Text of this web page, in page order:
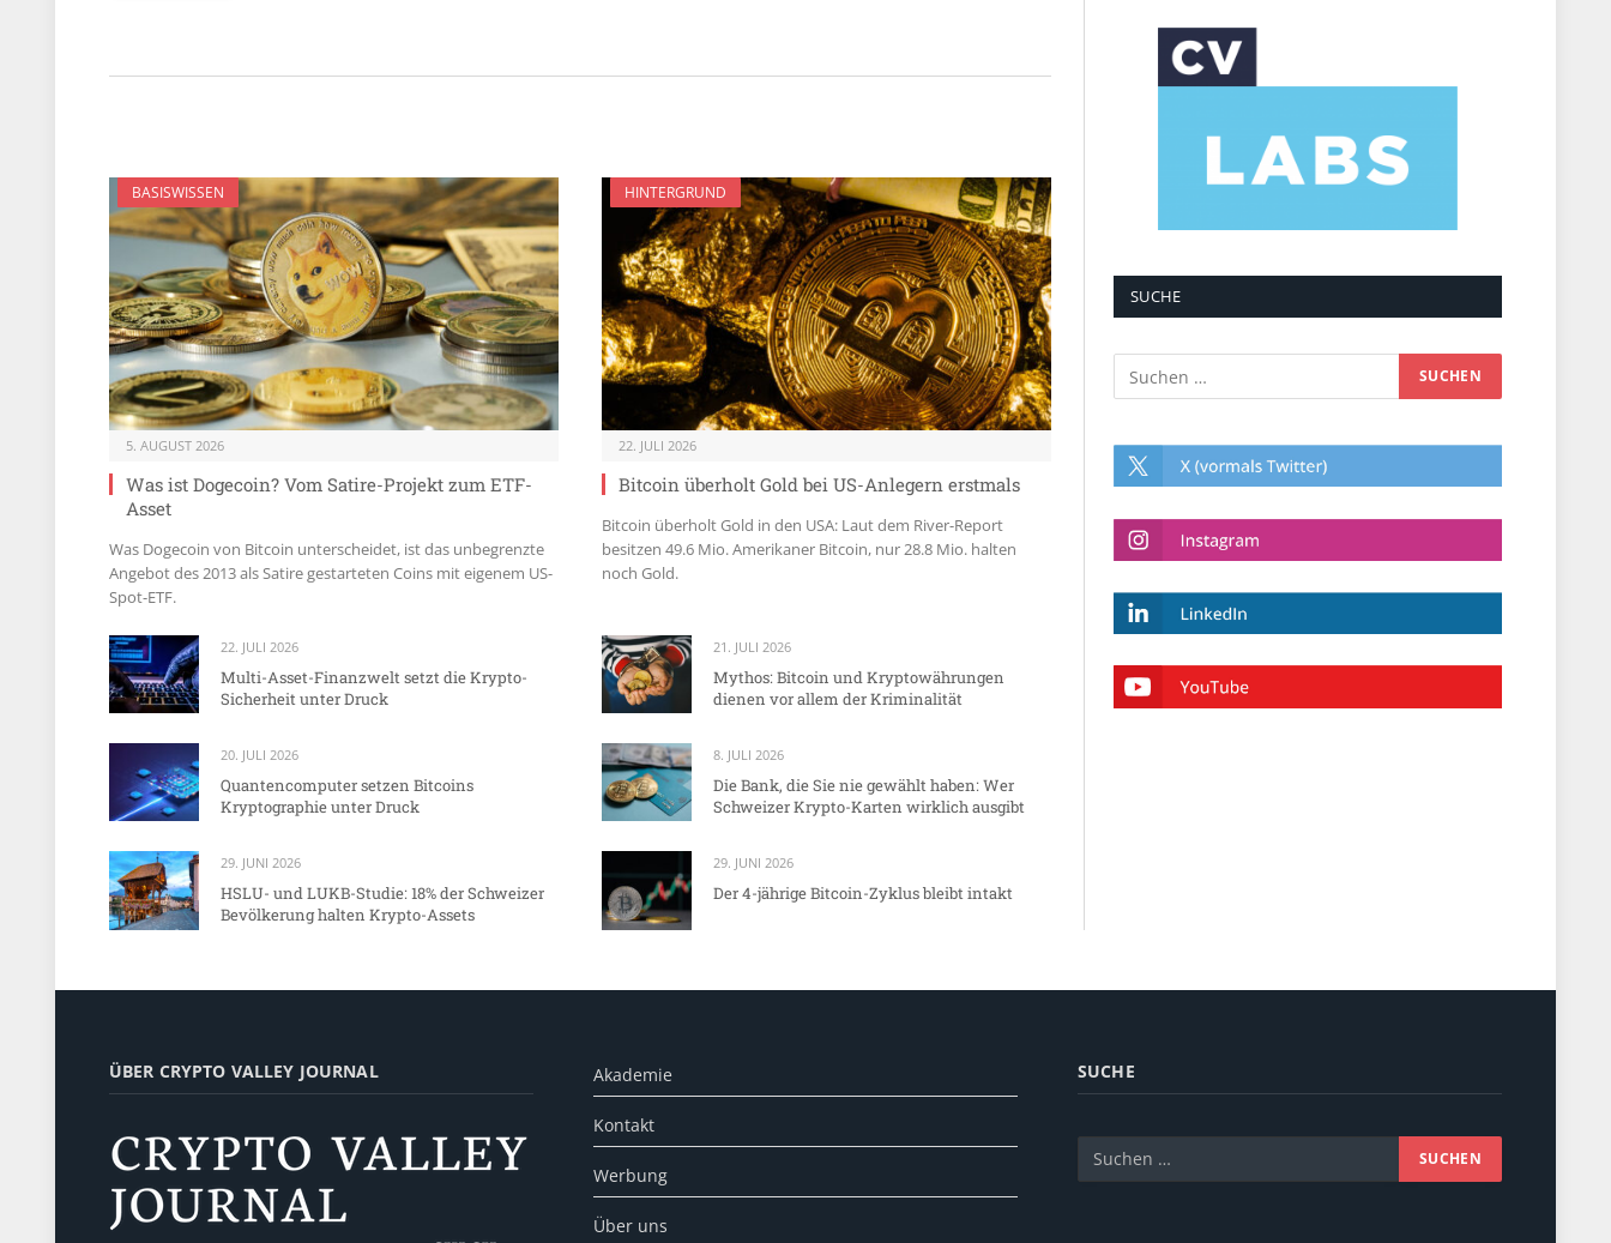
BASISWISSEN
5. AUGUST 2026
Was ist Dogecoin? Vom Satire-Projekt zum ETF-
Asset
Was Dogecoin von Bitcoin unterscheidet, ist das unbegrenzte
Angebot des 2013 als Satire gestarteten Coins mit eigenem US-
Spot-ETF.
HINTERGRUND
22. JULI 2026
Bitcoin überholt Gold bei US-Anlegern erstmals
Bitcoin überholt Gold in den USA: Laut dem River-Report
besitzen 49.6 Mio. Amerikaner Bitcoin, nur 28.8 Mio. halten
noch Gold.
22. JULI 2026
Multi-Asset-Finanzwelt setzt die Krypto-
Sicherheit unter Druck
21. JULI 2026
Mythos: Bitcoin und Kryptowährungen
dienen vor allem der Kriminalität
20. JULI 2026
Quantencomputer setzen Bitcoins
Kryptographie unter Druck
8. JULI 2026
Die Bank, die Sie nie gewählt haben: Wer
Schweizer Krypto-Karten wirklich ausgibt
29. JUNI 2026
HSLU- und LUKB-Studie: 18% der Schweizer
Bevölkerung halten Krypto-Assets
29. JUNI 2026
Der 4-jährige Bitcoin-Zyklus bleibt intakt
SUCHE
ÜBER CRYPTO VALLEY JOURNAL Akademie
Kontakt
Werbung
Über uns
SUCHE